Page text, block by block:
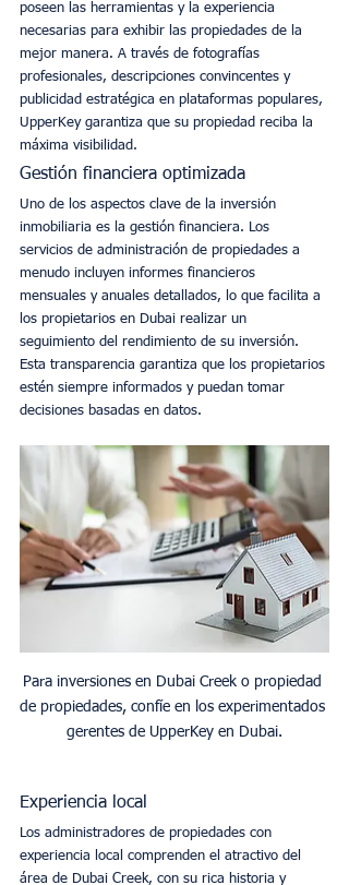
poseen las herramientas y la experiencia
necesarias para exhibir las propiedades de la
mejor manera. A través de fotografías
profesionales, descripciones convincentes y
publicidad estratégica en plataformas populares,
UpperKey garantiza que su propiedad reciba la
máxima visibilidad.
Gestión financiera optimizada
Uno de los aspectos clave de la inversión
inmobiliaria es la gestión financiera. Los
servicios de administración de propiedades a
menudo incluyen informes financieros
mensuales y anuales detallados, lo que facilita a
los propietarios en Dubai realizar un
seguimiento del rendimiento de su inversión.
Esta transparencia garantiza que los propietarios
estén siempre informados y puedan tomar
decisiones basadas en datos.
Para inversiones en Dubai Creek o propiedad
de propiedades, confíe en los experimentados
gerentes de UpperKey en Dubai.
Experiencia local
Los administradores de propiedades con
experiencia local comprenden el atractivo del
área de Dubai Creek, con su rica historia y